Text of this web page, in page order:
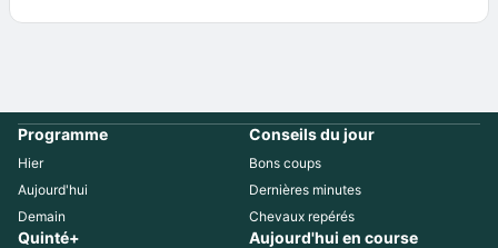
Programme
Hier
Aujourd'hui
Demain
Conseils du jour
Bons coups
Dernières minutes
Chevaux repérés
Quinté+ Aujourd'hui en course